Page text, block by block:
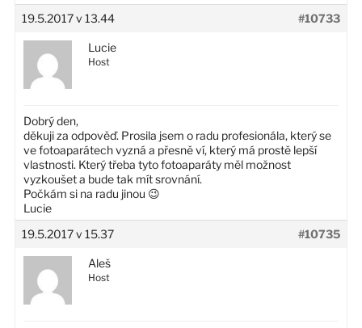
19.5.2017 v 13.44
#10733
Lucie
Host
Dobrý den,
děkuji za odpověď. Prosila jsem o radu profesionála, který se
ve fotoaparátech vyzná a přesně ví, který má prostě lepší
vlastnosti. Který třeba tyto fotoaparáty měl možnost
vyzkoušet a bude tak mít srovnání.
Počkám si na radu jinou 😉
Lucie
19.5.2017 v 15.37
#10735
Aleš
Host